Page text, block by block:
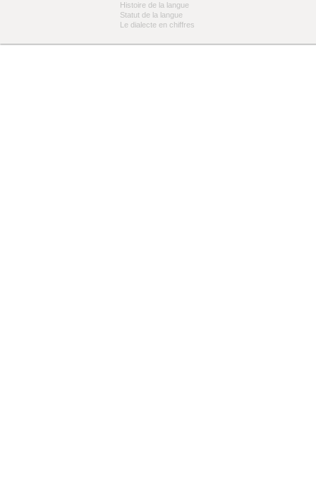
Histoire de la langue
Statut de la langue
Le dialecte en chiffres